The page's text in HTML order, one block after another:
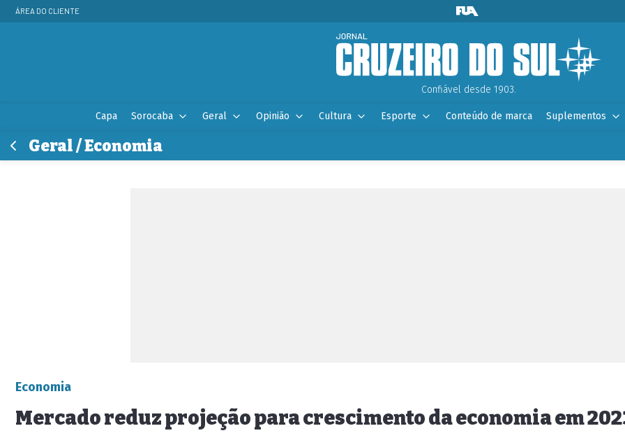
ÁREA DO CLIENTE
Confiável desde 1903.
Capa Sorocaba Geral Opinião Cultura Esporte Conteúdo de marca Suplementos
Geral / Economia
Economia
Mercado reduz projeção para crescimento da economia em